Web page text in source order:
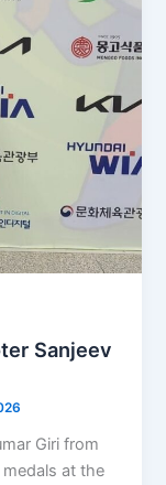
Sanjeev
Giri from
at the